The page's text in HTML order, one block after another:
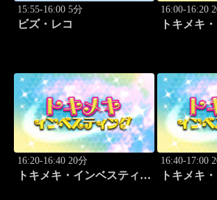
15:55-16:00 5分
ビズ・レコ
16:00-16:20
トキメキ
16:20-16:40 20分
トキメキ・インベスティン
16:40-17:00
トキメキ